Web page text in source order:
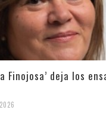
Finojosa’ deja los